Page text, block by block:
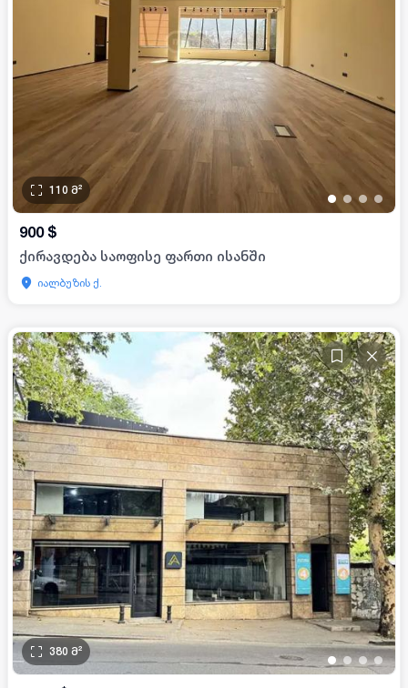
• • • •
110 მ²
900 $
ქირავდება საოფისე ფართი ისანში
იალბუზის ქ.
••••
380 მ²